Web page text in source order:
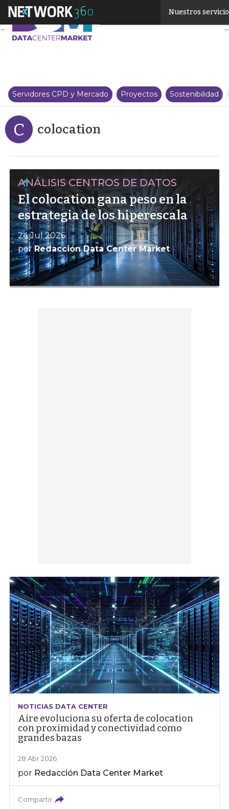
Nuestros
Servidores CPD y Mercado Proyectos Sostenibilidad
C colocation
ANÁLISIS CENTROS DE DATOS
El colocation gana peso en la
estrategia de los hiperescala
24 Jul 2026
porRedacción Data Center Market
NOTICIAS DATA CENTER
Aire evoluciona su oferta de colocation
con proximidad y conectividad como
grandes bazas
28 Abr 2026
por Redacción Data Center Market
Compartir